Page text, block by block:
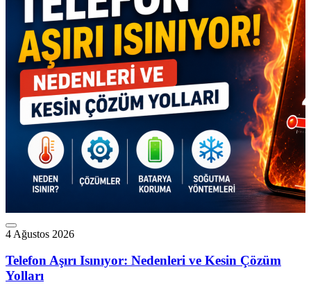
4 Ağustos 2026
Telefon Aşırı Isınıyor: Nedenleri ve Kesin Çözüm
Yolları